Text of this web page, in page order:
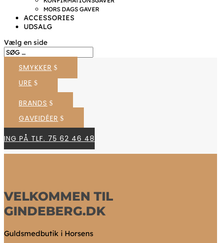
MORS DAGS GAVER
ACCESSORIES
UDSALG
Vælg en side
SMYKKER
URE
BRANDS
GAVEIDÉER
PÅ TLF. 75 62 46 48
VELKOMMEN TIL
GINDEBERG.DK
Guldsmedbutik i Horsens